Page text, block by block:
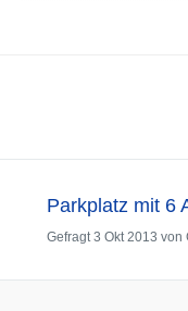
Parkplatz mit 6
Gefragt 3 Okt 2013 von